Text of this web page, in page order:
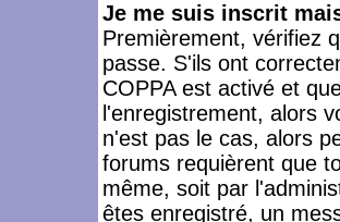
Je me suis inscrit
Premièrement, vérifiez
passe. S'ils ont
COPPA est activé et
l'enregistrement, alors
n'est pas le cas, alors
forums requièrent que
même, soit par
êtes enregistré, un